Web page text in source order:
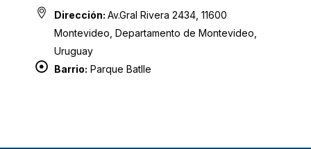
Dirección:Av.Gral Rivera 2434, 11600
Montevideo, Departamento de Montevideo,
Uruguay
Barrio: Parque Batlle